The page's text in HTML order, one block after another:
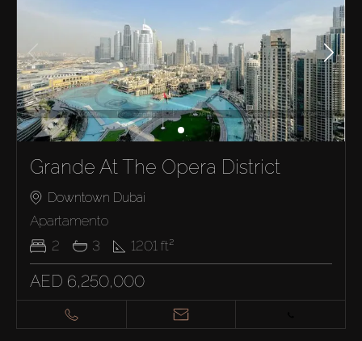
Grande At The Opera District
Downtown Dubai
Apartamento
2
3 1201 ft²
AED 6,250,000